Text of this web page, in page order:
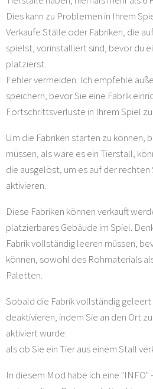
Dies kann zu Problemen in Ihrem
Verkaufe Ställe oder Fabriken, die
spielst, vorinstalliert sind, bevor du
platzierst.
Fehler vermeiden. Ich empfehle
speichern, bevor Sie eine Fabrik
Fortschrittsverluste in Ihrem Spiel
Um die Fabriken starten zu können,
müssen, als wäre es ein Tierstall,
die ausgelöst, um es auf der rechten
aktivieren.
Diese Fabriken können verkauft
platzierbares Gebäude im Spiel.
Fabrik vollständig leeren müssen,
können, sowohl des Rohmaterials
Paletten.
Sobald die Fabrik vollständig geleert
deaktivieren, indem Sie an den Ort
aktiviert wurde.
als ob Sie ein Tier aus einem Stall
In diesem Mod habe ich eine